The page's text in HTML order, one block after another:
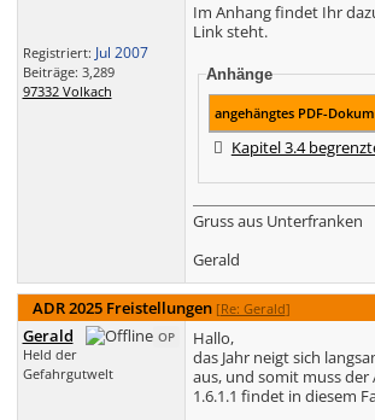
Registriert: Jul 2007
Beiträge: 3,289
97332 Volkach
Im Anhang findet Ihr
Link steht.
Anhänge
angehängtes PDF-
Kapitel 3.4
Gruss aus Unterfranken
Gerald
ADR 2025 Freistellungen [Re: Gerald]
OP
Gerald
Held der
Gefahrgutwelt
Hallo,
das Jahr neigt sich
aus, und somit muss der
1.6.1.1 findet in diesem